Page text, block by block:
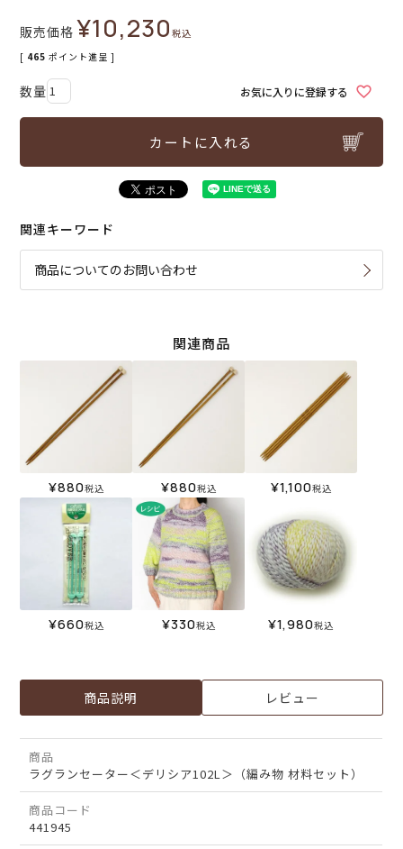
販売価格 ¥10,230税込
[ 465 ポイント進呈 ]
お気に入りに登録する
カートに入れる
関連キーワード
商品についてのお問い合わせ
関連商品
¥880税込 ¥880税込 ¥1,100税込
¥660税込 ¥330税込 ¥1,980税込
商品説明 レビュー
商品
ラグランセーター＜デリシア102L＞（編み物 材料セット）
商品コード
441945